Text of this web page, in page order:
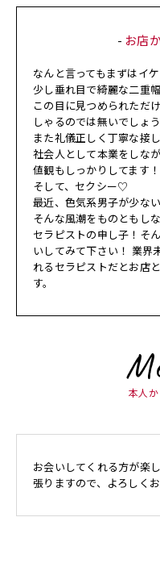
- お店
なんと言ってもまずはイケ
少し垂れ目で綺麗な二重幅
この目に見つめられただ
しゃるのでは無いでしょう
また礼儀正しく丁寧な接
社会人として本業をしな
値観もしっかりしてます！
そして、セクシー♡
最近、色気系男子が少な
そんな風潮をものともし
セラピストの申し子！そ
いしてみて下さい！ 業界
れるセラピストだとお店
す。
本人
お会いしてくれる方が楽
張りますので、よろしく